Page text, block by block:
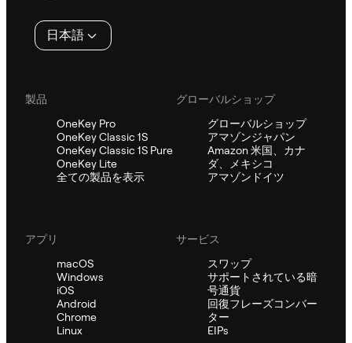
日本語
製品
OneKey Pro
OneKey Classic 1S
OneKey Classic 1S Pure
OneKey Lite
全ての製品を表示
グローバルショップ
グローバルショップ
アマゾンジャパン
Amazon 米国、カナ
ダ、メキシコ
アマゾンドイツ
アプリ
macOS
Windows
iOS
Android
Chrome
Linux
サービス
スワップ
サポートされている暗
号通貨
回復フレーズコンバー
ター
EIPs